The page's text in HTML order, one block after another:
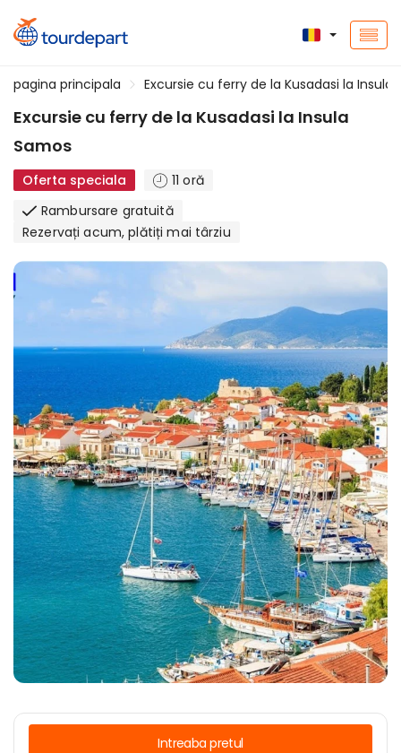
pagina principala Excursie cu ferry de la Kusadasi la Insula
Excursie cu ferry de la Kusadasi la Insula
Samos
Oferta speciala
11 oră
Rambursare gratuită
Rezervați acum, plătiți mai târziu
Intreaba pretul